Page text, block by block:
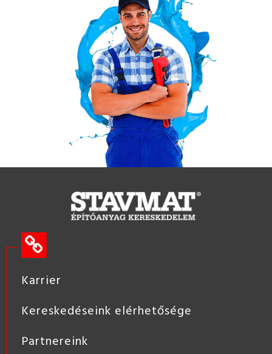
Karrier
Kereskedéseink elérhetősége
Partnereink